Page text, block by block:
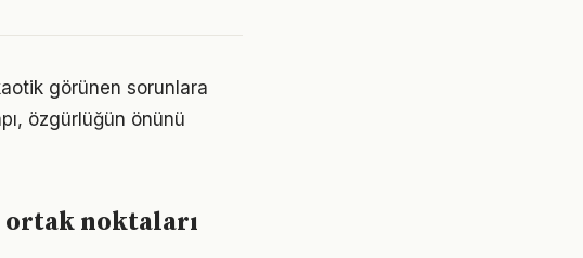
görünen sorunlara
özgürlüğün önünü
ortak noktaları